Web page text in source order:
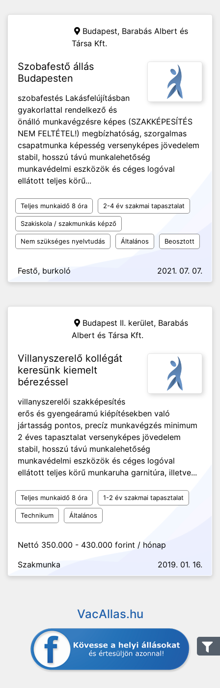
Budapest, Barabás Albert és
Társa Kft.
Szobafestő állás
Budapesten
szobafestés Lakásfelújításban
gyakorlattal rendelkező és
önálló munkavégzésre képes (SZAKKÉPESÍTÉS
NEM FELTÉTEL!) megbízhatóság, szorgalmas
csapatmunka képesség versenyképes jövedelem
stabil, hosszú távú munkalehetőség
munkavédelmi eszközök és céges logóval
ellátott teljes körű...
Teljes munkaidő 8 óra 2-4 év szakmai tapasztalat
Szakiskola / szakmunkás képző
Nem szükséges nyelvtudás Általános Beosztott
Festő, burkoló 2021. 07. 07.
Budapest II. kerület, Barabás
Albert és Társa Kft.
Villanyszerelő kollégát
keresünk kiemelt
bérezéssel
villanyszerelői szakképesítés
erős és gyengeáramú kiépítésekben való
jártasság pontos, precíz munkavégzés minimum
2 éves tapasztalat versenyképes jövedelem
stabil, hosszú távú munkalehetőség
munkavédelmi eszközök és céges logóval
ellátott teljes körű munkaruha garnitúra, illetve...
Teljes munkaidő 8 óra 1-2 év szakmai tapasztalat
Technikum Általános
Nettó 350.000 - 430.000 forint / hónap
Szakmunka
2019. 01. 16.
VacAllas.hu